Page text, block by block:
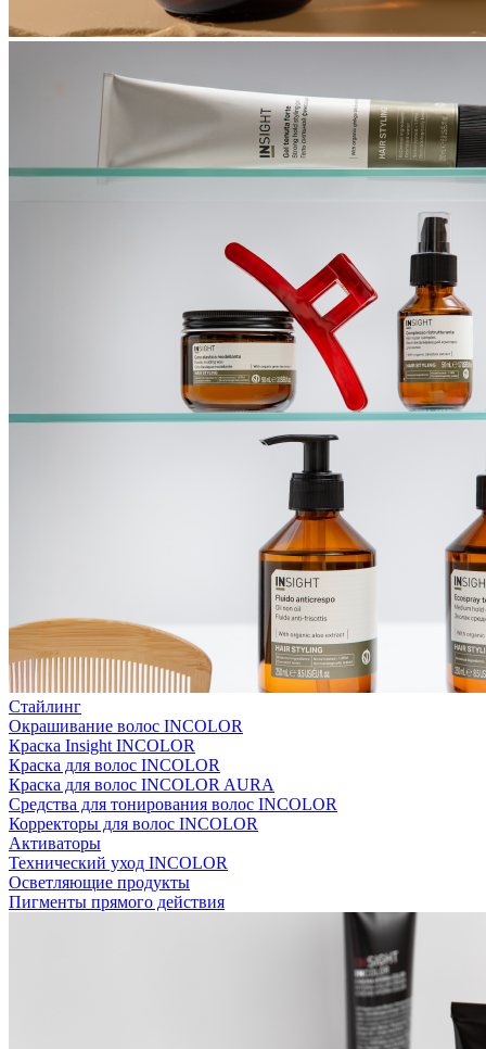
Стайлинг
Окрашивание волос INCOLOR
Краска Insight INCOLOR
Краска для волос INCOLOR
Краска для волос INCOLOR AURA
Средства для тонирования волос INCOLOR
Корректоры для волос INCOLOR
Активаторы
Технический уход INCOLOR
Осветляющие продукты
Пигменты прямого действия